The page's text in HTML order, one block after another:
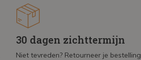
30 dagen zichttermijn
Niet tevreden? Retourneer je bestelling